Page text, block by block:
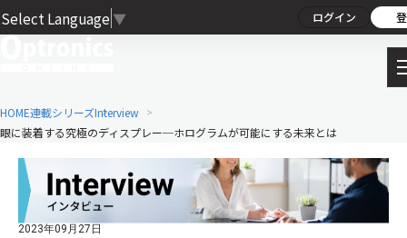
Select Language ▼ ログイン
HOME連載シリーズInterview
眼に装着する究極のディスプレー─ホログラムが可能にする未来とは
2023年09月27日